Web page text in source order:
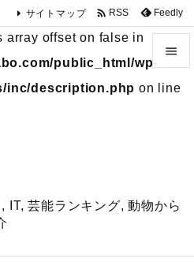
array offset on false in
public_html/wp-
inc/description.php on line
IT, 芸能ランキング, 動物から


前へ
サイトマップ  RSS Feedly